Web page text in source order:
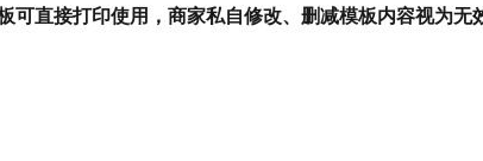
可直接打印使用，商家私自修改、删减模板内容视为无